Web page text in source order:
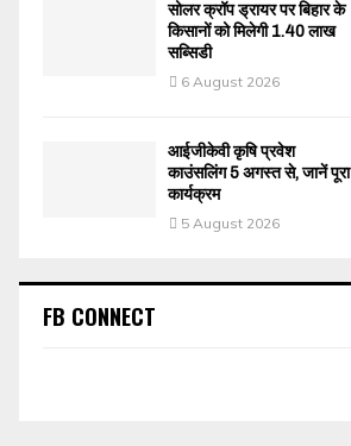
सोलर क्रॉप ड्रायर पर बिहार के
किसानों को मिलेगी 1.40 लाख
सब्सिडी
6 August 2026
आईजीकेवी कृषि प्रवेश
काउंसलिंग 5 अगस्त से, जानें पूरा
कार्यक्रम
5 August 2026
FB CONNECT